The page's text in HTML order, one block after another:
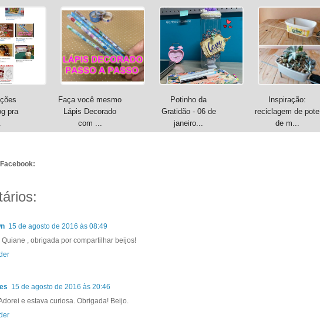
pra
Faça você mesmo
Lápis Decorado
com ...
Potinho da
Gratidão - 06 de
janeiro...
Inspiração:
reciclagem de pote
de m...
15 de agosto de 2016 às 08:49
Quiane , obrigada por compartilhar beijos!
15 de agosto de 2016 às 20:46
e estava curiosa. Obrigada! Beijo.